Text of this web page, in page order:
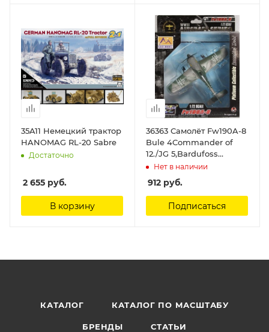
35A11 Немецкий трактор
HANOMAG RL-20 Sabre
Достаточно
2 655 руб.
В корзину
36363 Самолёт Fw190A-8
Bule 4Commander of
12./JG 5,Bardufoss
Airfield,1944 Easy Model
Нет в наличии
912 руб.
Подписаться
КАТАЛОГ КАТАЛОГ ПО МАСШТАБУ
БРЕНДЫ СТАТЬИ